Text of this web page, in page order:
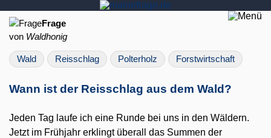
Frage
von Waldhonig
Wald Reisschlag Polterholz Forstwirtschaft
Wann ist der Reisschlag aus dem Wald?
Jeden Tag laufe ich eine Runde bei uns in den Wäldern.
Jetzt im Frühjahr erklingt überall das Summen der